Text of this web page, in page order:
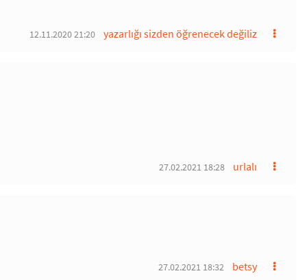
yazarlığı sizden öğrenecek değiliz
12.11.2020 21:20
urlalı
27.02.2021 18:28
betsy
27.02.2021 18:32